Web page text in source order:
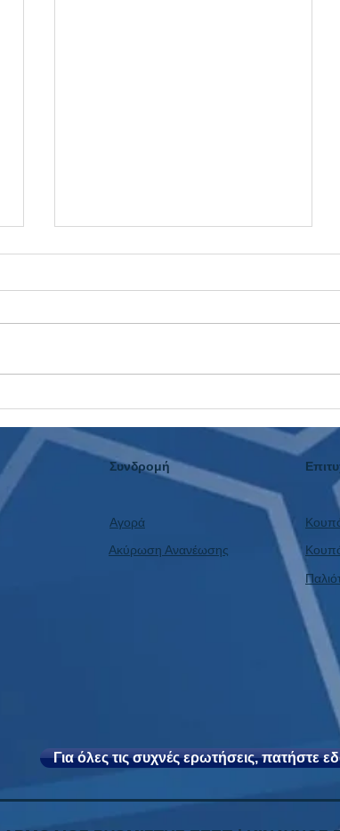
Συνδρομή
Αγορά
Ακύρωση Ανανέωσης
Για όλες τις συχνές ερωτήσεις, πατήστε